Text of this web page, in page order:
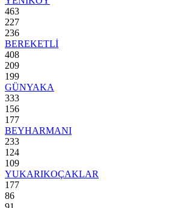
463
227
236
BEREKETLİ
408
209
199
GÜNYAKA
333
156
177
BEYHARMANI
233
124
109
YUKARIKOÇAKLAR
177
86